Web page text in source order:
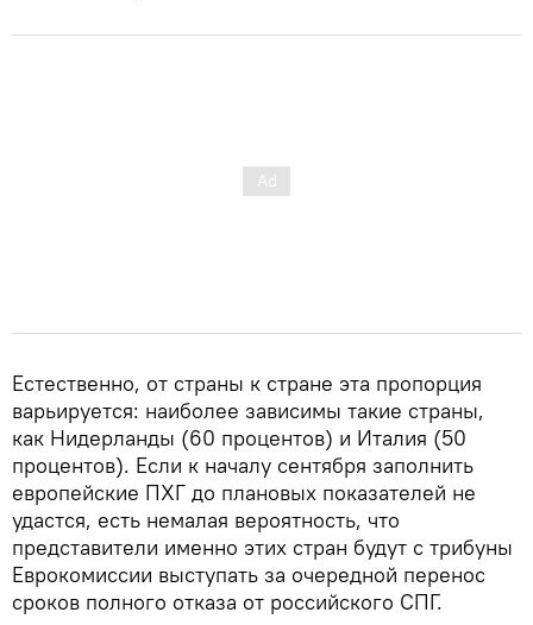
Естественно, от страны к стране эта пропорция
варьируется: наиболее зависимы такие страны,
как Нидерланды (60 процентов) и Италия (50
процентов). Если к началу сентября заполнить
европейские ПХГ до плановых показателей не
удастся, есть немалая вероятность, что
представители именно этих стран будут с трибуны
Еврокомиссии выступать за очередной перенос
сроков полного отказа от российского СПГ.